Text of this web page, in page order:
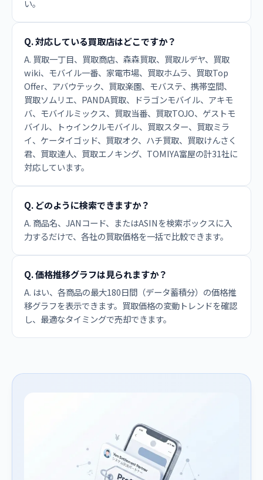
い。
Q. 対応している買取店はどこですか？
A. 買取一丁目、買取商店、森森買取、買取ルデヤ、買取
wiki、モバイル一番、家電市場、買取ホムラ、買取Top
Offer、アバウテック、買取楽園、モバステ、携帯空間、
買取ソムリエ、PANDA買取、ドラゴンモバイル、アキモ
バ、モバイルミックス、買取当番、買取TOJO、ゲストモ
バイル、トゥインクルモバイル、買取スター、買取ミラ
イ、ケータイゴッド、買取オク、ハチ買取、買取けんさく
君、買取達人、買取エノキング、TOMIYA富屋の計31社に
対応しています。
Q. どのように検索できますか？
A. 商品名、JANコード、またはASINを検索ボックスに入
力するだけで、各社の買取価格を一括で比較できます。
Q. 価格推移グラフは見られますか？
A. はい、各商品の最大180日間（データ蓄積分）の価格推
移グラフを表示できます。買取価格の変動トレンドを確認
し、最適なタイミングで売却できます。